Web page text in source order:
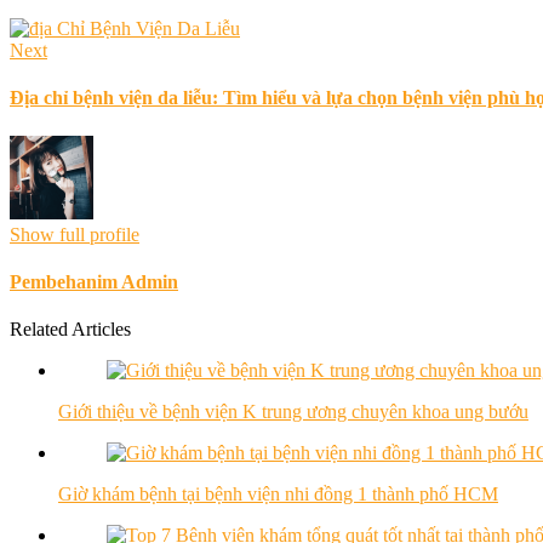
Next
Địa chỉ bệnh viện da liễu: Tìm hiểu và lựa chọn bệnh viện phù
Show full profile
Pembehanim Admin
Related Articles
Giới thiệu về bệnh viện K trung ương chuyên khoa ung bướu
Giờ khám bệnh tại bệnh viện nhi đồng 1 thành phố HCM